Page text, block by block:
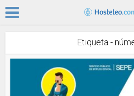
Etiqueta -